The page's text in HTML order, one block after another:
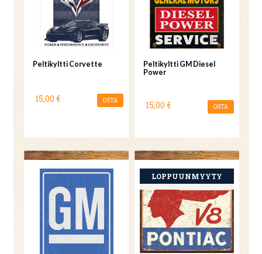
Peltikyltti Corvette
15,00 € OSTA
Peltikyltti GM Diesel
Power
15,00 € OSTA